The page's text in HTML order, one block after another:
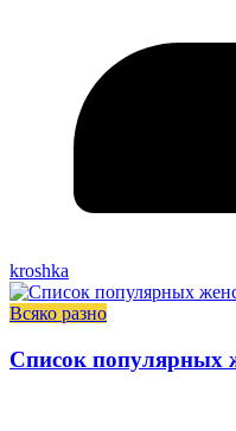
kroshka
Всяко разно
Список популярных